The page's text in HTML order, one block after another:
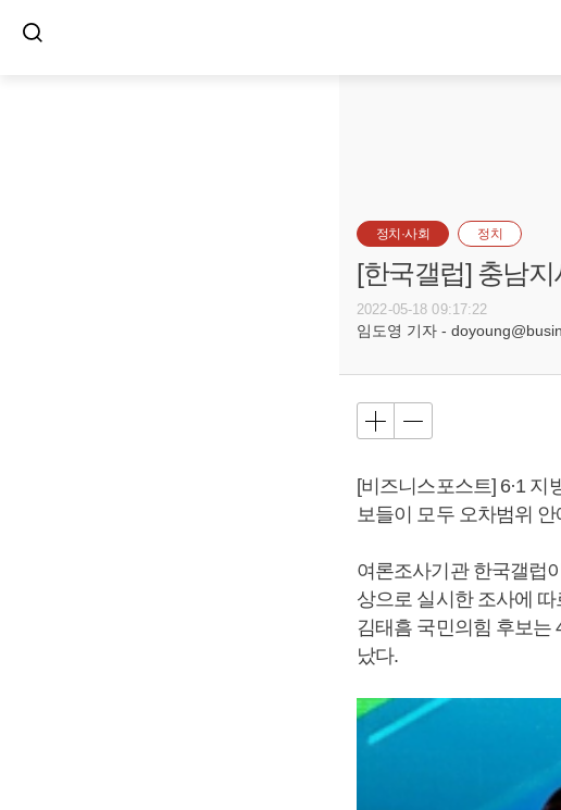
정치·사회 정치
[한국갤럽] 충남
2022-05-18 09:17:22
임도영 기자 -
[비즈니스포스트] 6·1
보들이 모두 오차범위
여론조사기관 한국갤럽
상으로 실시한 조사에
김태흠 국민의힘 후보는
났다.